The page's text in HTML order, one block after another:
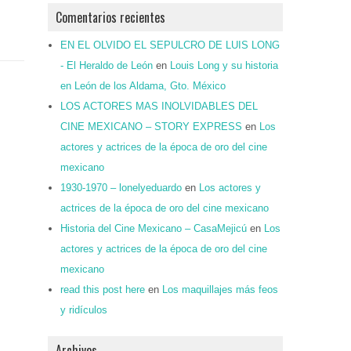
Comentarios recientes
EN EL OLVIDO EL SEPULCRO DE LUIS LONG
- El Heraldo de León en Louis Long y su historia
en León de los Aldama, Gto. México
LOS ACTORES MAS INOLVIDABLES DEL
CINE MEXICANO – STORY EXPRESS en Los
actores y actrices de la época de oro del cine
mexicano
1930-1970 – lonelyeduardo en Los actores y
actrices de la época de oro del cine mexicano
Historia del Cine Mexicano – CasaMejicú en Los
actores y actrices de la época de oro del cine
mexicano
read this post here en Los maquillajes más feos
y ridículos